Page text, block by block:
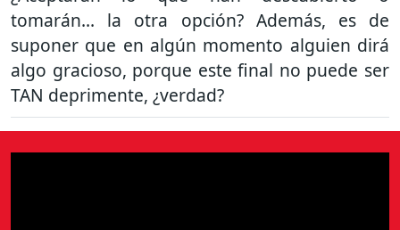
tomarán... la otra opción? Además, es de
suponer que en algún momento alguien dirá
algo gracioso, porque este final no puede ser
TAN deprimente, ¿verdad?